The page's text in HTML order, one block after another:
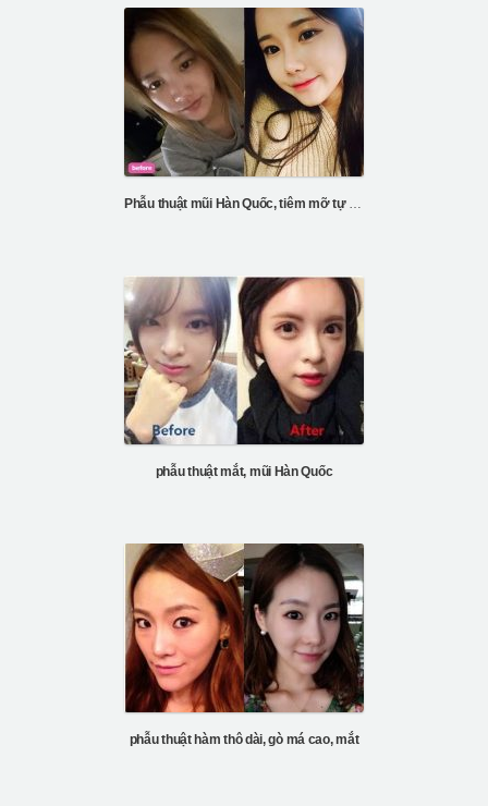
Phẫu thuật mũi Hàn Quốc, tiêm mỡ tự thân
phẫu thuật mắt, mũi Hàn Quốc
phẫu thuật hàm thô dài, gò má cao, mắt